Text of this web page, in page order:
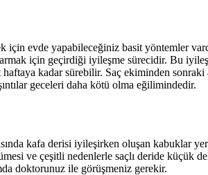
evde yapabileceğiniz basit yöntemler
için geçirdiği iyileşme sürecidir. Bu
kadar sürebilir. Saç ekiminden sonraki
geceleri daha kötü olma eğilimindedir.
kafa derisi iyileşirken oluşan kabuklar
ve çeşitli nedenlerle saçlı deride küçük
doktorunuz ile görüşmeniz gerekir.